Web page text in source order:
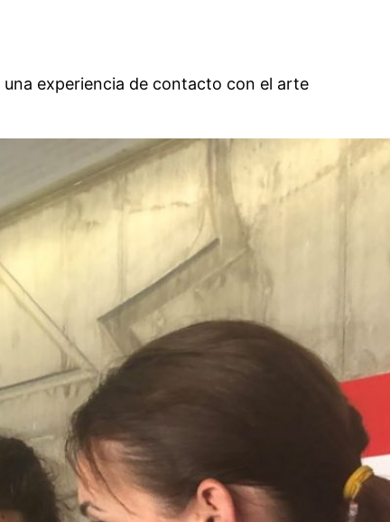
experiencia de contacto con el arte